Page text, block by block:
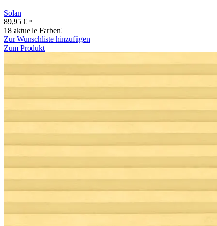
Solan
89,95 € *
18 aktuelle Farben!
Zur Wunschliste hinzufügen
Zum Produkt